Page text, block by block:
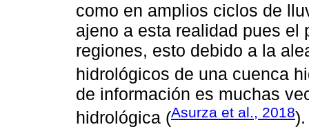
como en amplios ciclos de
ajeno a esta realidad pues el
regiones, esto debido a la
hidrológicos de una cuenca
de información es muchas
hidrológica (Asurza et al., 2018).